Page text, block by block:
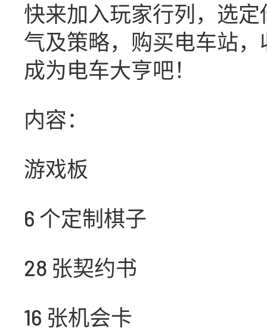
快来加入玩家行列，选
气及策略，购买电车站
成为电车大亨吧！
内容：
游戏板
6 个定制棋子
28 张契约书
16 张机会卡